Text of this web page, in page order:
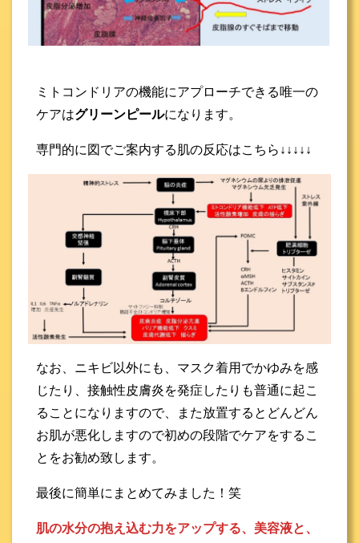
ミトコンドリアの機能にアプローチできる唯一の
ケアはグリーンピールになります。
専門的に図でご案内する肌の反応はこちら↓↓↓↓↓
なお、ニキビ以外にも、マスク着用でかゆみを感
じたり、接触性皮膚炎を発症したりも普通に起こ
ることになりますので、また放置するとどんどん
お肌が悪化しますので初めの段階でケアをするこ
とをお勧め致します。
最後に簡単にまとめてみました！笑
肌の水分の抱え込む力をアップする、美容液と、